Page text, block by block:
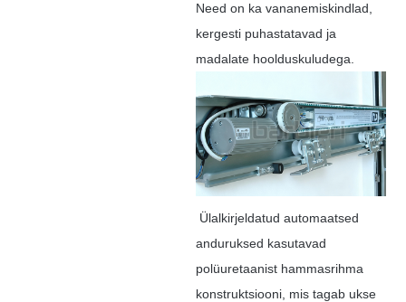
Need on ka vananemiskindlad,
kergesti puhastatavad ja
madalate hoolduskuludega.
Ülalkirjeldatud automaatsed
anduruksed kasutavad
polüuretaanist hammasrihma
konstruktsiooni, mis tagab ukse